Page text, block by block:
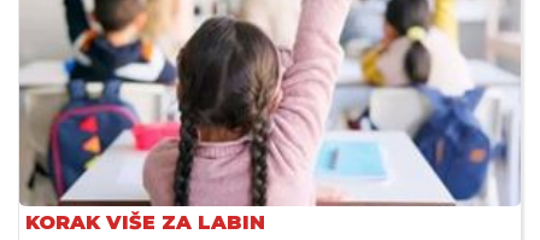
KORAK VIŠE ZA LABIN